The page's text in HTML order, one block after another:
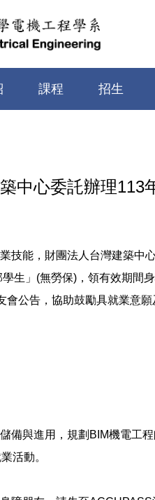
課程 招生
中心委託辦理113
技能，財團法人台灣建築中
生」(無勞保)，領有效期間
公告，協助鼓勵具就業意
備與進用，規劃BIM機電工
活動。